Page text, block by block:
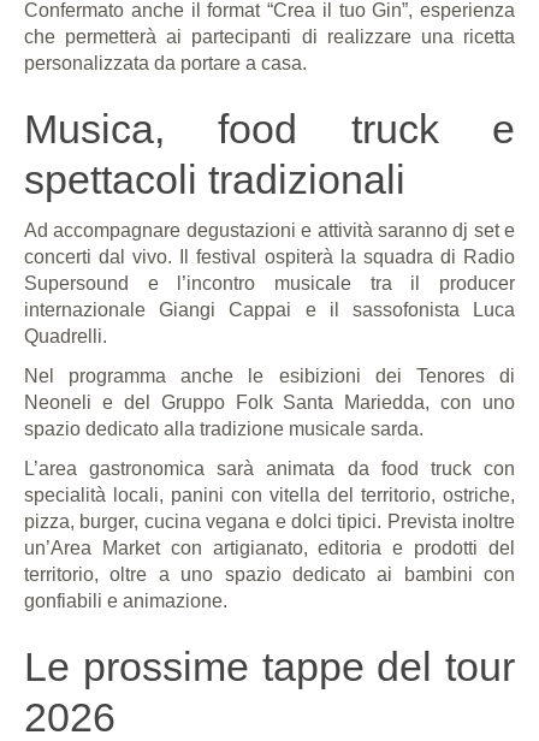
Confermato anche il format “Crea il tuo Gin”, esperienza
che permetterà ai partecipanti di realizzare una ricetta
personalizzata da portare a casa.
Musica, food truck e
spettacoli tradizionali
Ad accompagnare degustazioni e attività saranno dj set e
concerti dal vivo. Il festival ospiterà la squadra di Radio
Supersound e l’incontro musicale tra il producer
internazionale Giangi Cappai e il sassofonista Luca
Quadrelli.
Nel programma anche le esibizioni dei Tenores di
Neoneli e del Gruppo Folk Santa Mariedda, con uno
spazio dedicato alla tradizione musicale sarda.
L’area gastronomica sarà animata da food truck con
specialità locali, panini con vitella del territorio, ostriche,
pizza, burger, cucina vegana e dolci tipici. Prevista inoltre
un’Area Market con artigianato, editoria e prodotti del
territorio, oltre a uno spazio dedicato ai bambini con
gonfiabili e animazione.
Le prossime tappe del tour
2026